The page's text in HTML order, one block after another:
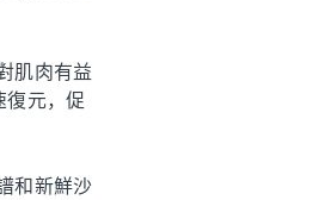
肌肉有益
復元，促
和新鮮沙